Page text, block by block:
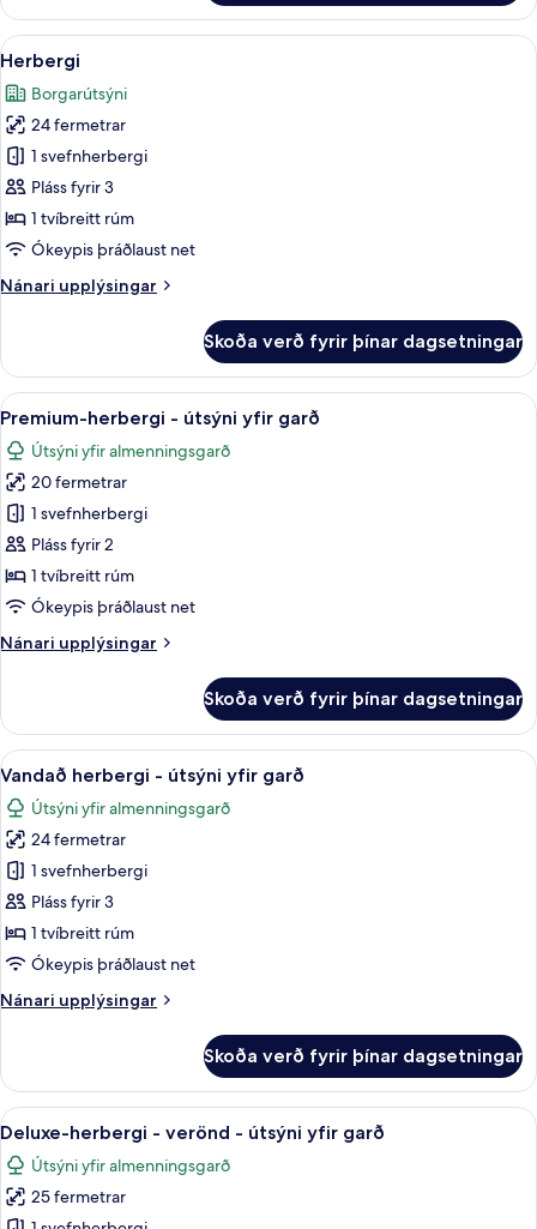
herbergi
með
tvíbreiðu
Skoða
allar
myndir
fyrir
Herbergi
57-cm sjónvarp með stafrænum rásum
6
Herbergi
Borgarútsýni
24 fermetrar
1 svefnherbergi
Pláss fyrir 3
1 tvíbreitt rúm
Ókeypis þráðlaust net
Nánari upplýsingar
Nánari
Skoða verð fyrir þínar dagsetningar
Skoða
allar
myndir
fyrir
Premium-
herbergi
-
útsýni
garð
Premium-herbergi - útsýni yfir garð
7
Premium-herbergi - útsýni yfir garð
Útsýni yfir almenningsgarð
20 fermetrar
1 svefnherbergi
Pláss fyrir 2
1 tvíbreitt rúm
Ókeypis þráðlaust net
Nánari upplýsingar
Nánari
herbergi
útsýni
garð
Skoða verð fyrir þínar dagsetningar
Skoða
allar
myndir
fyrir
Vandað
herbergi
-
útsýni
garð
Vandað herbergi - útsýni yfir garð |
5
Vandað herbergi - útsýni yfir garð
Útsýni yfir almenningsgarð
24 fermetrar
1 svefnherbergi
Pláss fyrir 3
1 tvíbreitt rúm
Ókeypis þráðlaust net
Nánari upplýsingar
Nánari
herbergi
útsýni
garð
Skoða verð fyrir þínar dagsetningar
Skoða
allar
myndir
fyrir
Deluxe-herbergi - verönd - útsýni
7
Deluxe-herbergi - verönd - útsýni yfir garð
Útsýni yfir almenningsgarð
25 fermetrar